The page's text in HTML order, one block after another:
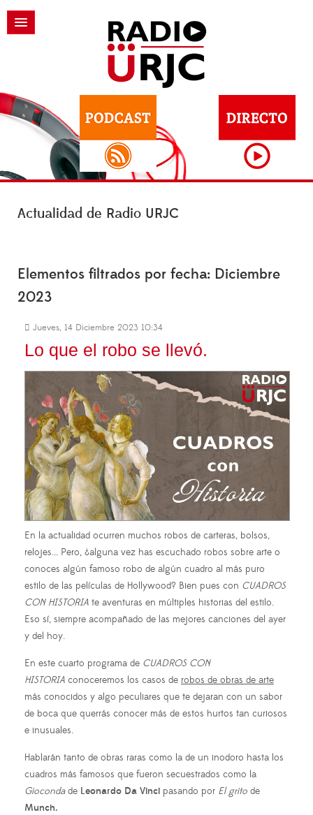
Actualidad de Radio URJC
Elementos filtrados por fecha: Diciembre
2023
Jueves, 14 Diciembre 2023 10:34
Lo que el robo se llevó.
En la actualidad ocurren muchos robos de carteras, bolsos,
relojes... Pero, ¿alguna vez has escuchado robos sobre arte o
conoces algún famoso robo de algún cuadro al más puro
estilo de las películas de Hollywood? Bien pues con CUADROS
CON HISTORIA te aventuras en múltiples historias del estilo.
Eso sí, siempre acompañado de las mejores canciones del ayer
y del hoy.
En este cuarto programa de CUADROS CON
HISTORIA conoceremos los casos de robos de obras de arte
más conocidos y algo peculiares que te dejaran con un sabor
de boca que querrás conocer más de estos hurtos tan curiosos
e inusuales.
Hablarán tanto de obras raras como la de un inodoro hasta los
cuadros más famosos que fueron secuestrados como la
Giocondade Leonardo Da Vinci pasando por El grito de
Munch.